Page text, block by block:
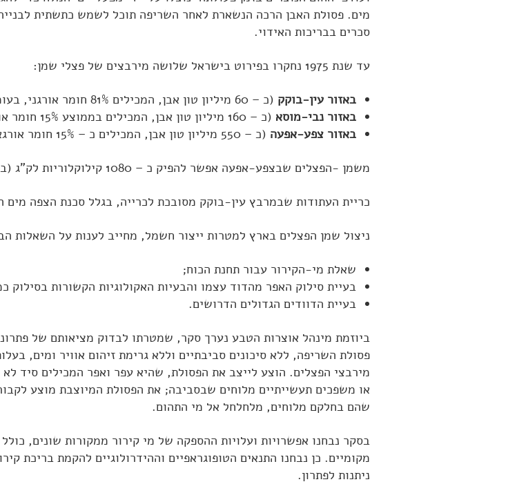
מים. פסולת האבן הרכה הנשארת לאחר השריפה תוכל לשמש כתשתית
סכרים בבריכות האידוי.
עד שנת 1975 נחקרו בפירוט בישראל שלושה מירבצים של פצלי שמן:
באזור עין-בוקק (כ – 60 מיליון טון אבן, המכילים 81% חומר אורגני, בעומק של 20-100 מטר).
באזור נבי-מוסא (כ – 160 מיליון טון אבן, המכילים בממוצע 15% חומר אורגאני, בעומק של 0-51 מטר).
באזור צפע-אפעה (כ – 550 מיליון טון אבן, המכילים כ – 15% חומר אורגאני, בעומק ממוצע של כ- 40 מטר).
משמן -הפצלים שבצפע-אפעה אפשר להפיק כ – 1080 קילוקלוריות לק"ג (בערך עשירית מהאנרגיה שאפשר להפיק מנפט).
כריית העתודות שבמרבץ עין-בוקק מסובכת לכרייה, בגלל סכנת הצפה מים
ניצול שמן הפצלים בארץ למטרות ייצור חשמל, מחייב לענות על השאלות
שאלת מי-הקירור עבור תחנת הכוח;
בעיית סילוק האפר מהדוד עצמו והבעיות האקולוגיות הקשורות בסילוק
בעיית הדוודים הגדולים הדרושים.
ביוזמת מינהל אוצרות הטבע נערך סקר, שמטרתו לבדוק מציאותם של
פסולת השריפה, ללא סיכונים סביבתיים וללא גרימת זיהום אוויר ומים,
מירבצי הפצלים. הוצע לייצב את הפסולת, שהיא עפר ואפר המכילים סיד
או משפכים תעשייתיים מלוחים שבסביבה; את הפסולת המיוצבת מוצע
שהם בחלקם מלוחים, מלחלחל אל מי התהום.
בסקר נבחנו אפשרויות ועלויות ההספקה של מי קירור ממקורות שונים,
מקומיים. כן נבחנו התנאים הטופוגראפיים וההידרולוגיים להקמת בריכת
ניתנות לפתרון.